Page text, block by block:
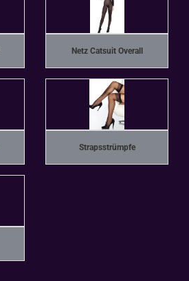
Netz Catsuit Overall
Strapsstrümpfe